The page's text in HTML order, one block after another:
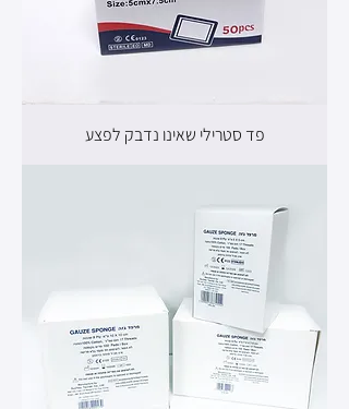
פד סטרילי שאינו נדבק לפצע